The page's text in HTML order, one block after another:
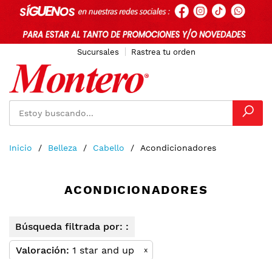
Sucursales Rastrea tu orden
Inicio Belleza Cabello Acondicionadores
ACONDICIONADORES
Búsqueda filtrada por: :
Valoración 1 star and up x